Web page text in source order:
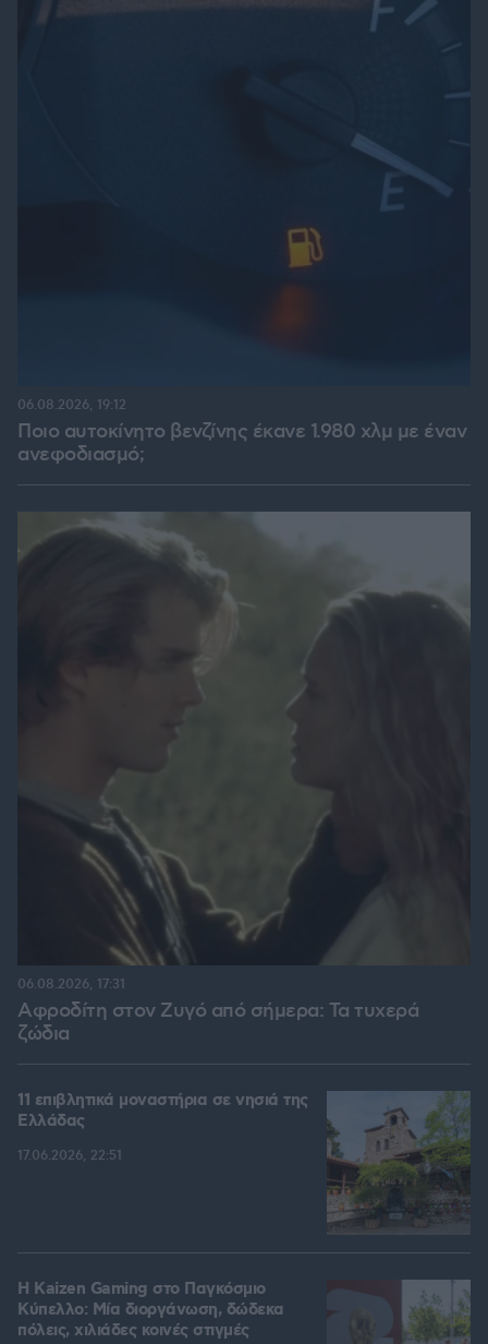
Ποιο αυτοκίνητο βενζίνης έκανε 1.980 χλμ με έναν
ανεφοδιασμό;
06.08.2026, 19:12
Αφροδίτη στον Ζυγό από σήμερα: Τα τυχερά
ζώδια
06.08.2026, 17:31
11 επιβλητικά μοναστήρια σε νησιά της
Ελλάδας
17.06.2026, 22:51
H Kaizen Gaming στο Παγκόσμιο
Kύπελλο: Μία διοργάνωση, δώδεκα
πόλεις, χιλιάδες κοινές στιγμές